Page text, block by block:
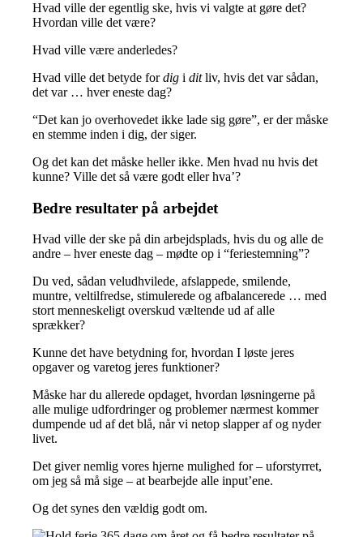
Hvad ville der egentlig ske, hvis vi valgte at gøre det?
Hvordan ville det være?
Hvad ville være anderledes?
Hvad ville det betyde fordigiditliv, hvis det var sådan,
det var … hver eneste dag?
“Det kan jo overhovedet ikke lade sig gøre”, er der måske
en stemme inden i dig, der siger.
Og det kan det måske heller ikke. Men hvad nu hvis det
kunne? Ville det så være godt eller hva’?
Bedre resultater på arbejdet
Hvad ville der ske på din arbejdsplads, hvis du og alle de
andre – hver eneste dag – mødte op i “feriestemning”?
Du ved, sådan veludhvilede, afslappede, smilende,
muntre, veltilfredse, stimulerede og afbalancerede … med
stort menneskeligt overskud væltende ud af alle
sprækker?
Kunne det have betydning for, hvordan I løste jeres
opgaver og varetog jeres funktioner?
Måske har du allerede opdaget, hvordan løsningerne på
alle mulige udfordringer og problemer nærmest kommer
dumpende ud af det blå, når vi netop slapper af og nyder
livet.
Det giver nemlig vores hjerne mulighed for – uforstyrret,
om jeg så må sige – at bearbejde alle input’ene.
Og det synes den vældig godt om.